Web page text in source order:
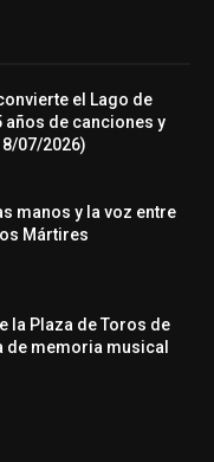
el Lago de
años de canciones y
07/2026)
manos y la voz entre
Mártires
la Plaza de Toros de
de memoria musical